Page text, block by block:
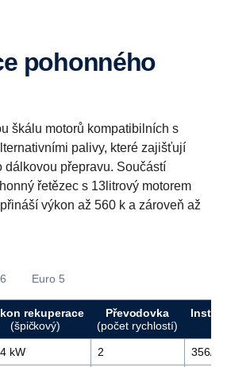
škálu motorů kompatibilních s
palivy, které zajišťují
dálkovou přepravu. Součástí
řetězec s 13litrový motorem
výkon až 560 k a zároveň až
Euro 5
rekuperace
(špičkový)
Převodovka
(počet rychlostí)
kW 2 356/